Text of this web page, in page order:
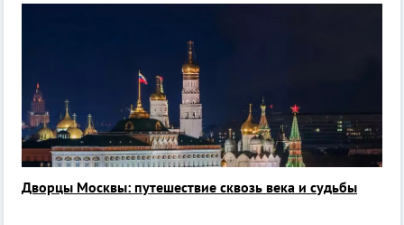
Дворцы Москвы: путешествие сквозь века и судьбы